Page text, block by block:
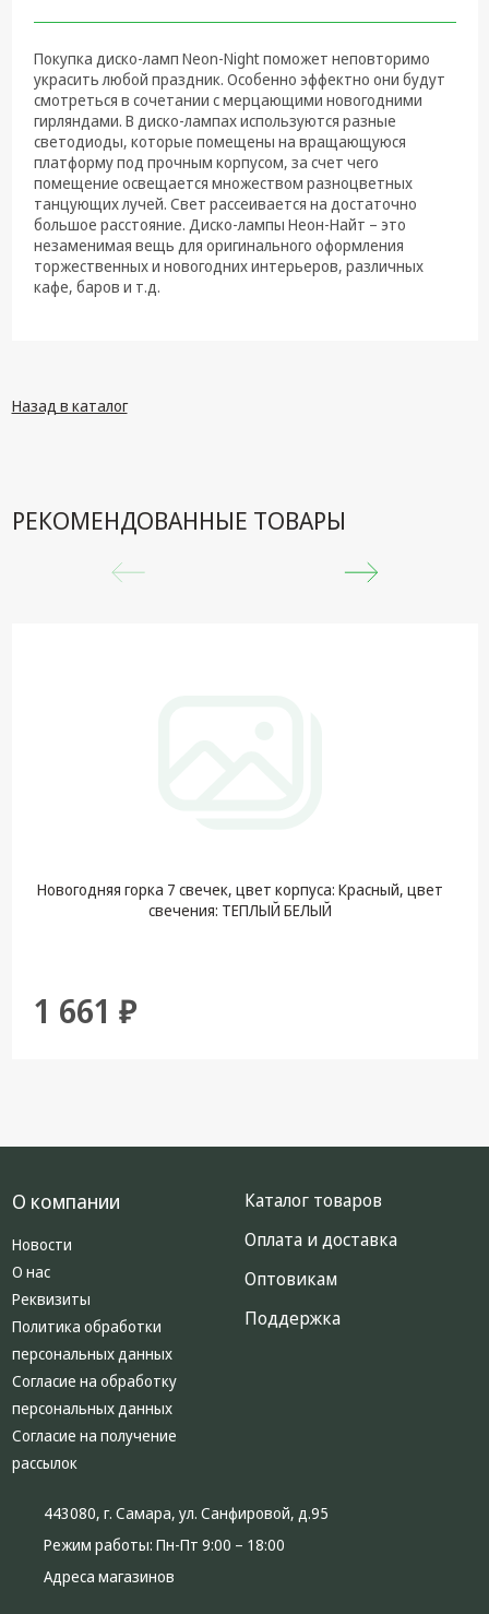
Электрика
Светотехника
Товары для
дома и Бытовая
техника
Компьютерные
комплектующие
Системы
безопасности
Покупка диско-ламп Neon-Night поможет неповторимо
украсить любой праздник. Особенно эффектно они будут
смотреться в сочетании с мерцающими новогодними
гирляндами. В диско-лампах используются разные
светодиоды, которые помещены на вращающуюся
платформу под прочным корпусом, за счет чего
помещение освещается множеством разноцветных
танцующих лучей. Свет рассеивается на достаточно
большое расстояние. Диско-лампы Неон-Найт – это
незаменимая вещь для оригинального оформления
торжественных и новогодних интерьеров, различных
кафе, баров и т.д.
Назад в каталог
РЕКОМЕНДОВАННЫЕ ТОВАРЫ
Новогодняя горка 7 свечек, цвет корпуса: Красный, цвет
свечения: ТЕПЛЫЙ БЕЛЫЙ
1 661 ₽
О компании
Новости
О нас
Реквизиты
Политика обработки
персональных данных
Согласие на обработку
персональных данных
Согласие на получение
рассылок
Каталог товаров
Оплата и доставка
Оптовикам
Поддержка
443080, г. Самара, ул. Санфировой, д.95
Режим работы: Пн-Пт 9:00 – 18:00
Адреса магазинов